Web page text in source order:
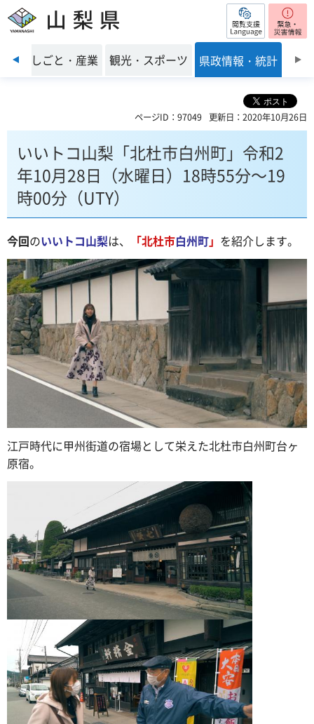
山梨県 閲覧支援
前のスライドを表示
境 しごと・産業 観光・スポーツ 県政情報・統計
ページID：97049 更新日：2020年10月26日
いいトコ山梨「北杜市白州町」令和2
年10月28日（水曜日）18時55分～19
時00分（UTY）
今回のいいトコ山梨は、 「北杜市白州町」 を紹介します。
江戸時代に甲州街道の宿場として栄えた北杜市白州町台ヶ
原宿。